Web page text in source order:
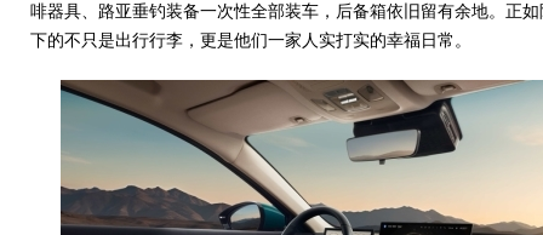
啡器具、路亚垂钓装备一次性全部装车，后备箱依旧留有余地。正
下的不只是出行行李，更是他们一家人实打实的幸福日常。